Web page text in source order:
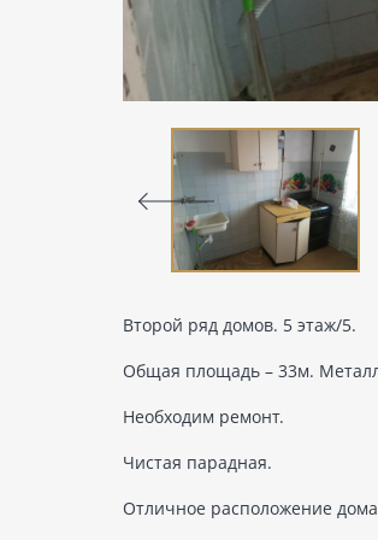
Второй ряд домов. 5 этаж/5.
Общая площадь – 33м.
Необходим ремонт.
Чистая парадная.
Отличное расположение